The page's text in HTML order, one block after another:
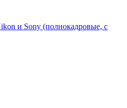
и Sony (полнокадровые, с